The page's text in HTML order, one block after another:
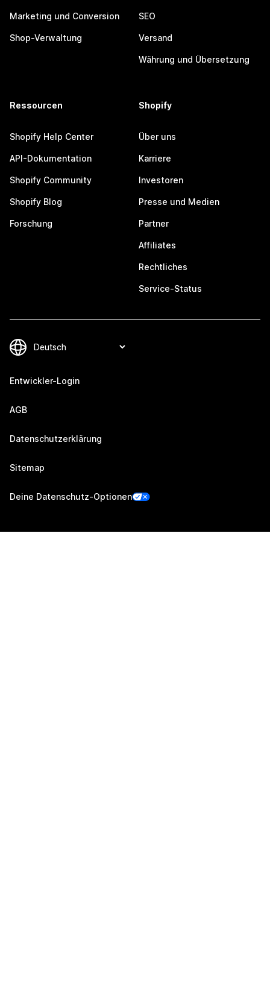
Marketing und Conversion
Shop-Verwaltung
SEO
Versand
Währung und Übersetzung
Ressourcen
Shopify Help Center
API-Dokumentation
Shopify Community
Shopify Blog
Forschung
Shopify
Über uns
Karriere
Investoren
Presse und Medien
Partner
Affiliates
Rechtliches
Service-Status
Entwickler-Login
AGB
Datenschutzerklärung
Sitemap
Deine Datenschutz-Optionen